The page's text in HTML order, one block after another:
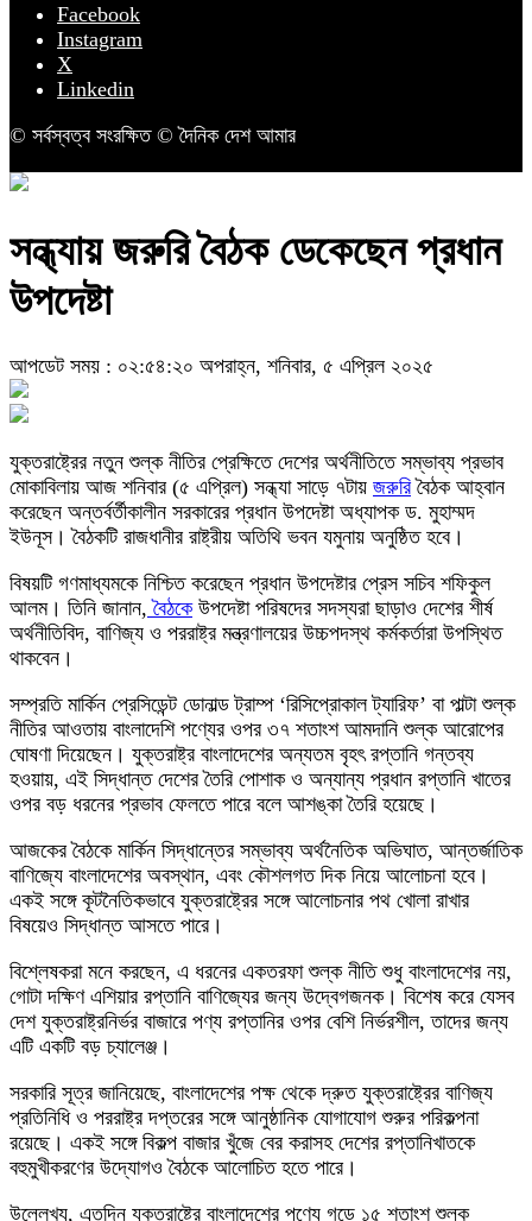
Facebook
Instagram
X
Linkedin
© সর্বস্বত্ব সংরক্ষিত © দৈনিক দেশ আমার
সন্ধ্যায় জরুরি বৈঠক ডেকেছেন প্রধান
উপদেষ্টা
আপডেট সময় : ০২:৫৪:২০ অপরাহ্ন, শনিবার, ৫ এপ্রিল ২০২৫
যুক্তরাষ্ট্রের নতুন শুল্ক নীতির প্রেক্ষিতে দেশের অর্থনীতিতে সম্ভাব্য প্রভাব
মোকাবিলায় আজ শনিবার (৫ এপ্রিল) সন্ধ্যা সাড়ে ৭টায় জরুরিবৈঠক আহ্বান
করেছেন অন্তর্বর্তীকালীন সরকারের প্রধান উপদেষ্টা অধ্যাপক ড. মুহাম্মদ
ইউনূস। বৈঠকটি রাজধানীর রাষ্ট্রীয় অতিথি ভবন যমুনায় অনুষ্ঠিত হবে।
বিষয়টি গণমাধ্যমকে নিশ্চিত করেছেন প্রধান উপদেষ্টার প্রেস সচিব শফিকুল
আলম। তিনি জানান, বৈঠকেউপদেষ্টা পরিষদের সদস্যরা ছাড়াও দেশের শীর্ষ
অর্থনীতিবিদ, বাণিজ্য ও পররাষ্ট্র মন্ত্রণালয়ের উচ্চপদস্থ কর্মকর্তারা উপস্থিত
থাকবেন।
সম্প্রতি মার্কিন প্রেসিডেন্ট ডোনাল্ড ট্রাম্প ‘রিসিপ্রোকাল ট্যারিফ’ বা পাল্টা শুল্ক
নীতির আওতায় বাংলাদেশি পণ্যের ওপর ৩৭ শতাংশ আমদানি শুল্ক আরোপের
ঘোষণা দিয়েছেন। যুক্তরাষ্ট্র বাংলাদেশের অন্যতম বৃহৎ রপ্তানি গন্তব্য
হওয়ায়, এই সিদ্ধান্ত দেশের তৈরি পোশাক ও অন্যান্য প্রধান রপ্তানি খাতের
ওপর বড় ধরনের প্রভাব ফেলতে পারে বলে আশঙ্কা তৈরি হয়েছে।
আজকের বৈঠকে মার্কিন সিদ্ধান্তের সম্ভাব্য অর্থনৈতিক অভিঘাত, আন্তর্জাতিক
বাণিজ্যে বাংলাদেশের অবস্থান, এবং কৌশলগত দিক নিয়ে আলোচনা হবে।
একই সঙ্গে কূটনৈতিকভাবে যুক্তরাষ্ট্রের সঙ্গে আলোচনার পথ খোলা রাখার
বিষয়েও সিদ্ধান্ত আসতে পারে।
বিশ্লেষকরা মনে করছেন, এ ধরনের একতরফা শুল্ক নীতি শুধু বাংলাদেশের নয়,
গোটা দক্ষিণ এশিয়ার রপ্তানি বাণিজ্যের জন্য উদ্বেগজনক। বিশেষ করে যেসব
দেশ যুক্তরাষ্ট্রনির্ভর বাজারে পণ্য রপ্তানির ওপর বেশি নির্ভরশীল, তাদের জন্য
এটি একটি বড় চ্যালেঞ্জ।
সরকারি সূত্র জানিয়েছে, বাংলাদেশের পক্ষ থেকে দ্রুত যুক্তরাষ্ট্রের বাণিজ্য
প্রতিনিধি ও পররাষ্ট্র দপ্তরের সঙ্গে আনুষ্ঠানিক যোগাযোগ শুরুর পরিকল্পনা
রয়েছে। একই সঙ্গে বিকল্প বাজার খুঁজে বের করাসহ দেশের রপ্তানিখাতকে
বহুমুখীকরণের উদ্যোগও বৈঠকে আলোচিত হতে পারে।
উল্লেখ্য, এতদিন যুক্তরাষ্ট্রে বাংলাদেশের পণ্যে গড়ে ১৫ শতাংশ শুল্ক